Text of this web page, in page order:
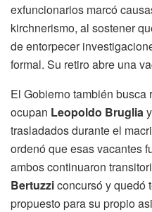
exfuncionarios marcó
kirchnerismo, al sostener
de entorpecer
formal. Su retiro abre una
El Gobierno también
ocupan Leopoldo Brugliay
trasladados durante el
ordenó que esas vacantes
ambos continuaron
Bertuzziconcursó y quedó
propuesto para su propio